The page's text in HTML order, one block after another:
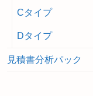
Cタイプ
Dタイプ
見積書分析パック